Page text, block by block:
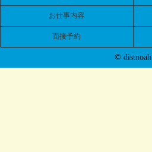
お仕事内容
面接予約
© distnoah